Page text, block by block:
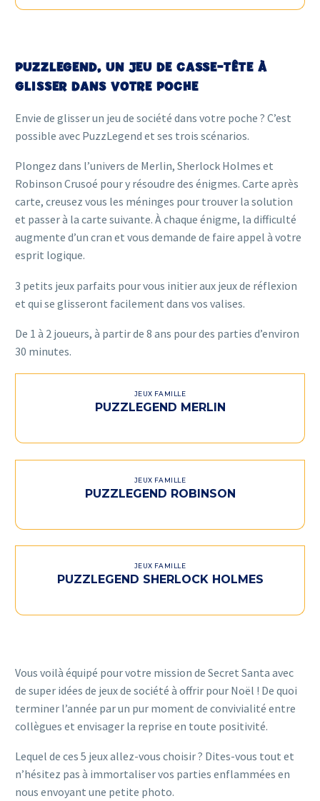
PUZZLEGEND, UN JEU DE CASSE-TÊTE À
GLISSER DANS VOTRE POCHE
Envie de glisser un jeu de société dans votre poche ? C’est
possible avec PuzzLegend et ses trois scénarios.
Plongez dans l’univers de Merlin, Sherlock Holmes et
Robinson Crusoé pour y résoudre des énigmes. Carte après
carte, creusez vous les méninges pour trouver la solution
et passer à la carte suivante. À chaque énigme, la difficulté
augmente d’un cran et vous demande de faire appel à votre
esprit logique.
3 petits jeux parfaits pour vous initier aux jeux de réflexion
et qui se glisseront facilement dans vos valises.
De 1 à 2 joueurs, à partir de 8 ans pour des parties d’environ
30 minutes.
JEUX FAMILLE
PUZZLEGEND MERLIN
JEUX FAMILLE
PUZZLEGEND ROBINSON
JEUX FAMILLE
PUZZLEGEND SHERLOCK HOLMES
Vous voilà équipé pour votre mission de Secret Santa avec
de super idées de jeux de société à offrir pour Noël ! De quoi
terminer l’année par un pur moment de convivialité entre
collègues et envisager la reprise en toute positivité.
Lequel de ces 5 jeux allez-vous choisir ? Dites-vous tout et
n’hésitez pas à immortaliser vos parties enflammées en
nous envoyant une petite photo.